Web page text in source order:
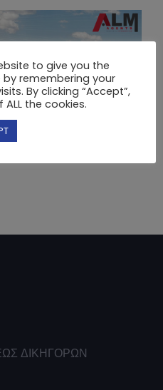
ΔΙΚΗΓΟΡΩΝ
to give you the
remembering your
By clicking “Accept”,
the cookies.